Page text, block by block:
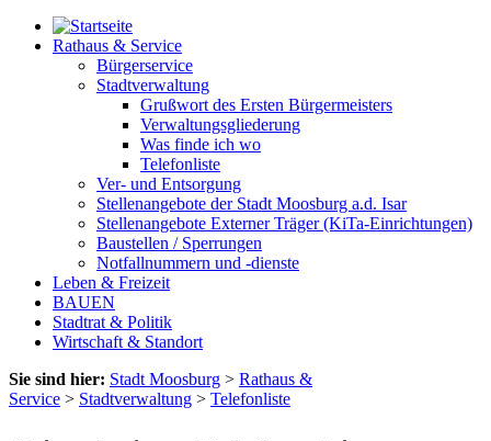
Rathaus & Service
Bürgerservice
Stadtverwaltung
Grußwort des Ersten Bürgermeisters
Verwaltungsgliederung
Was finde ich wo
Telefonliste
Ver- und Entsorgung
Stellenangebote der Stadt Moosburg a.d. Isar
Stellenangebote Externer Träger (KiTa-Einrichtungen)
Baustellen / Sperrungen
Notfallnummern und -dienste
Leben & Freizeit
BAUEN
Stadtrat & Politik
Wirtschaft & Standort
Sie sind hier: Stadt Moosburg > Rathaus &
Service > Stadtverwaltung > Telefonliste